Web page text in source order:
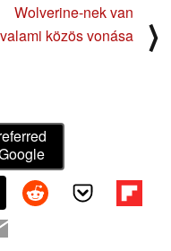
Wolverine-nek van
valami közös vonása
⟩